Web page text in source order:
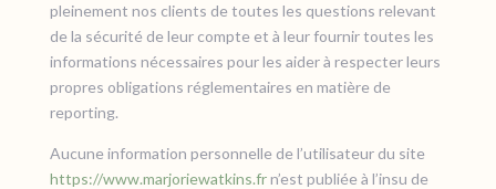
pleinement nos clients de toutes les questions relevant
de la sécurité de leur compte et à leur fournir toutes les
informations nécessaires pour les aider à respecter leurs
propres obligations réglementaires en matière de
reporting.
Aucune information personnelle de l’utilisateur du site
https://www.marjoriewatkins.frn’est publiée à l’insu de